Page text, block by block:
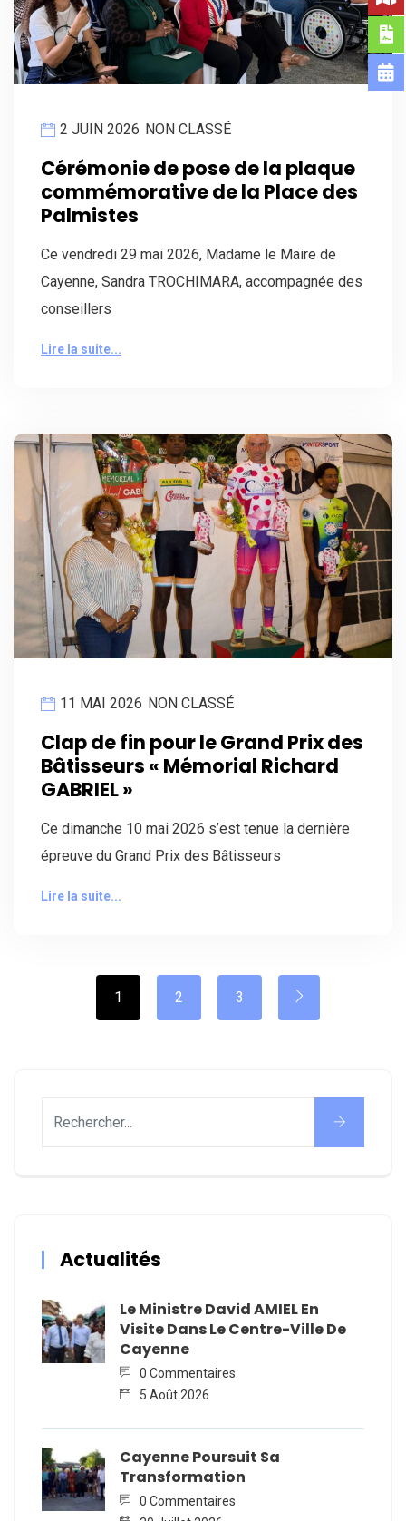
2 JUIN 2026 NON CLASSÉ
Cérémonie de pose de la plaque
commémorative de la Place des
Palmistes
Ce vendredi 29 mai 2026, Madame le Maire de
Cayenne, Sandra TROCHIMARA, accompagnée des
conseillers
Lire la suite...
11 MAI 2026 NON CLASSÉ
Clap de fin pour le Grand Prix des
Bâtisseurs « Mémorial Richard
GABRIEL »
Ce dimanche 10 mai 2026 s’est tenue la dernière
épreuve du Grand Prix des Bâtisseurs
Lire la suite...
1 2 3
Actualités
Le Ministre David AMIEL En
Visite Dans Le Centre-Ville De
Cayenne
0 Commentaires
5 Août 2026
Cayenne Poursuit Sa
Transformation
0 Commentaires